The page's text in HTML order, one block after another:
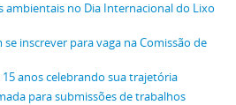
ambientais no Dia Internacional do Lixo
inscrever para vaga na Comissão de
anos celebrando sua trajetória
para submissões de trabalhos